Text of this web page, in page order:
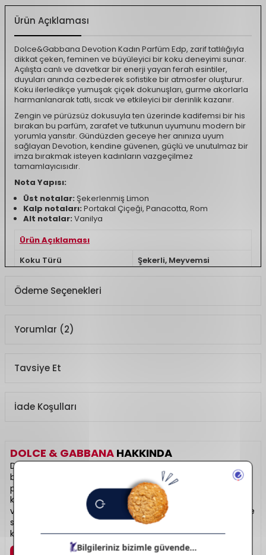
Ürün Açıklaması
Dolce&Gabbana Devotion Kadın Parfüm Edp, zarif tatlılığıyla
dikkat çeken, feminen ve büyüleyici bir koku deneyimi sunar.
Açılışta canlı ve davetkar bir enerji yayan ferah esintiler,
duyuları anında cezbederek sofistike bir atmosfer oluşturur.
Koku ilerledikçe yumuşak çiçek dokunuşları, gurme akorlarla
harmanlanarak tatlı, sıcak ve etkileyici bir derinlik kazanır.
Zengin ve pürüzsüz dokusuyla ten üzerinde kadifemsi bir his
bırakan bu parfüm, zarafet ve tutkunun uyumunu modern bir
yorumla yansıtır. Gündüzden geceye her anınıza uyum
sağlayan Devotion, kendine güvenen, güçlü ve unutulmaz bir
imza bırakmak isteyen kadınların vazgeçilmez
tamamlayıcısıdır.
Nota Yapısı:
Üst notalar: Şekerlenmiş Limon
Kalp notaları: Portakal Çiçeği, Panacotta, Rom
Alt notalar: Vanilya
Ürün Açıklaması
Koku Türü
Şekerli, Meyvemsi
Ödeme Seçenekleri
Yorumlar (2)
Tavsiye Et
İade Koşulları
DOLCE & GABBANA HAKKINDA
Dolce & Gabbana, İtalyan lüksünü zarafet ve tutku ile
buluşturan prestijli bir markadır. “Light Blue”, “The One” gibi
parfümleriyle hem kadın hem erkek kategorisinde
klasikleşmiş eserlere sahiptir. Çarpıcı notalar, uzun kalıcılık
ve zarif şişe tasarımlarıyla öne çıkar. Akdeniz’in sıcaklığını ve
stilini taşıyan bir duruş sunar. Moda dünyasındaki zarafeti
kokuya taşıyan: Dolce & Gabbana.